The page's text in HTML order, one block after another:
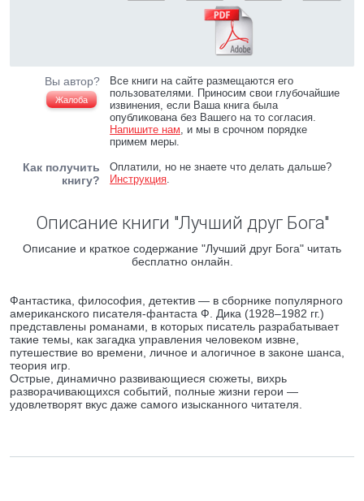
Вы автор?
Жалоба
Все книги на сайте размещаются его
пользователями. Приносим свои глубочайшие
извинения, если Ваша книга была
опубликована без Вашего на то согласия.
Напишите нам, и мы в срочном порядке
примем меры.
Как получить
книгу?
Оплатили, но не знаете что делать дальше?
Инструкция.
Описание книги "Лучший друг Бога"
Описание и краткое содержание "Лучший друг Бога" читать
бесплатно онлайн.
Фантастика, философия, детектив — в сборнике популярного
американского писателя-фантаста Ф. Дика (1928–1982 гг.)
представлены романами, в которых писатель разрабатывает
такие темы, как загадка управления человеком извне,
путешествие во времени, личное и алогичное в законе шанса,
теория игр.
Острые, динамично развивающиеся сюжеты, вихрь
разворачивающихся событий, полные жизни герои —
удовлетворят вкус даже самого изысканного читателя.